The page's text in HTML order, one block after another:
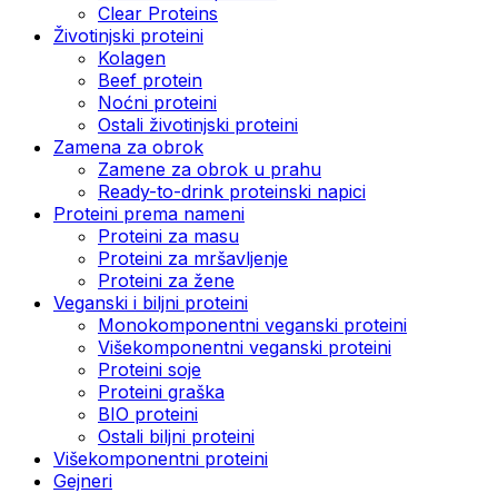
Clear Proteins
Životinjski proteini
Kolagen
Beef protein
Noćni proteini
Ostali životinjski proteini
Zamena za obrok
Zamene za obrok u prahu
Ready-to-drink proteinski napici
Proteini prema nameni
Proteini za masu
Proteini za mršavljenje
Proteini za žene
Veganski i biljni proteini
Monokomponentni veganski proteini
Višekomponentni veganski proteini
Proteini soje
Proteini graška
BIO proteini
Ostali biljni proteini
Višekomponentni proteini
Gejneri